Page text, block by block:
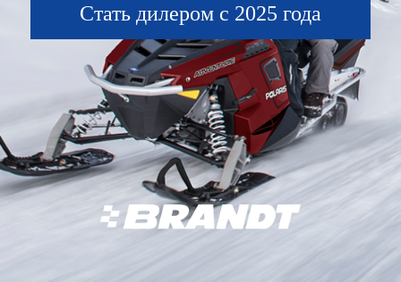
Стать дилером с 2025 года